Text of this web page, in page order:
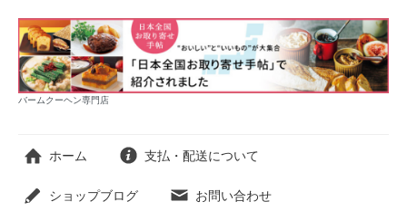
バームクーヘン専門店
ホーム 支払・配送について
ショップブログ お問い合わせ